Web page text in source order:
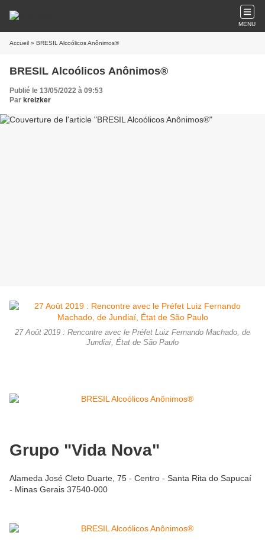
MENU
Accueil » BRESIL Alcoólicos Anônimos®
BRESIL Alcoólicos Anônimos®
Publié le 13/05/2022 à 09:53
Par kreizker
27 Août 2019 : Rencontre avec le Préfet Luiz Fernando Machado, de
Jundiaí, État de São Paulo
Grupo "Vida Nova"
Alameda José Cleto Duarte, 75 - Centro - Santa Rita do Sapucaí
- Minas Gerais 37540-000